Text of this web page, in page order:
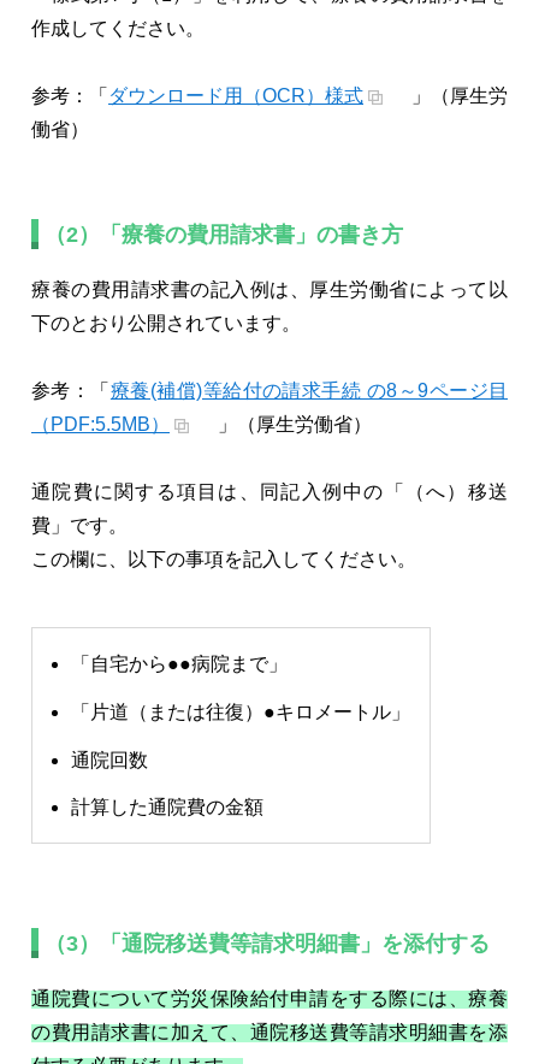
作成してください。
参考：「 ダウンロード用（OCR）様式
」（厚生労
働省）
（2）「療養の費用請求書」の書き方
療養の費用請求書の記入例は、厚生労働省によって以
下のとおり公開されています。
参考：「 療養(補償)等給付の請求手続 の8～9ページ目
（PDF:5.5MB）
」（厚生労働省）
通院費に関する項目は、同記入例中の「（へ）移送
費」です。
この欄に、以下の事項を記入してください。
「自宅から●●病院まで」
「片道（または往復）●キロメートル」
通院回数
計算した通院費の金額
（3）「通院移送費等請求明細書」を添付する
通院費について労災保険給付申請をする際には、療養
の費用請求書に加えて、通院移送費等請求明細書を添